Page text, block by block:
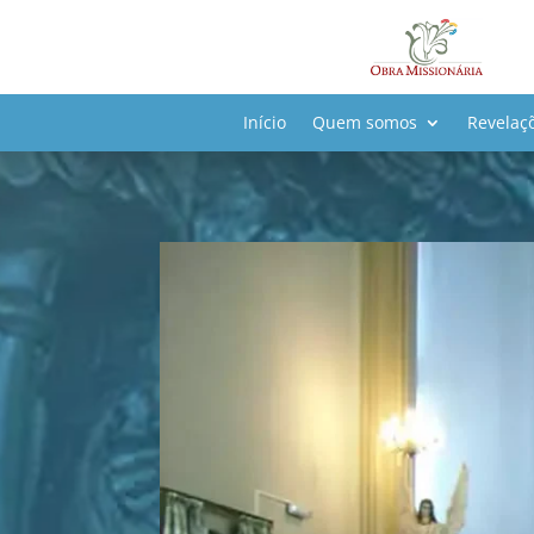
Início Quem somos
Somente